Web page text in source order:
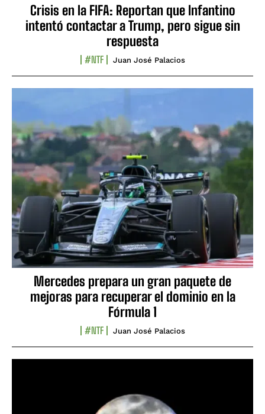
Crisis en la FIFA: Reportan que Infantino
intentó contactar a Trump, pero sigue sin
respuesta
#NTF Juan José Palacios
Mercedes prepara un gran paquete de
mejoras para recuperar el dominio en la
Fórmula 1
#NTF Juan José Palacios